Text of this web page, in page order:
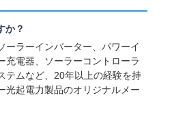
か？
ーラーインバーター、パワーイ
充電器、ソーラーコントローラ
テムなど、20年以上の経験を持
光起電力製品のオリジナルメー